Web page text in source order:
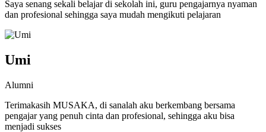
Saya senang sekali belajar di sekolah ini, guru pengajarnya nyaman
dan profesional sehingga saya mudah mengikuti pelajaran
Umi
Alumni
Terimakasih MUSAKA, di sanalah aku berkembang bersama
pengajar yang penuh cinta dan profesional, sehingga aku bisa
menjadi sukses